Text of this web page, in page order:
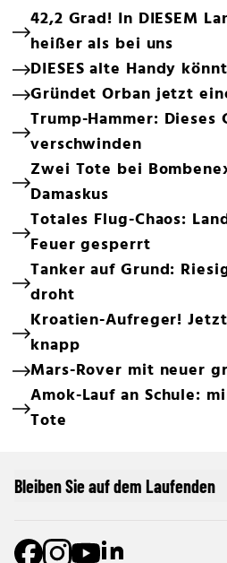
42,2 Grad! In DIESEM
heißer als bei uns
DIESES alte Handy
Gründet Orban jetzt
Trump-Hammer: Dieses
verschwinden
Zwei Tote bei
Damaskus
Totales Flug-Chaos:
Feuer gesperrt
Tanker auf Grund:
droht
Kroatien-Aufreger!
knapp
Mars-Rover mit neuer
Amok-Lauf an Schule:
Tote
Bleiben Sie auf dem Laufenden